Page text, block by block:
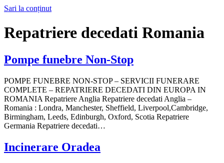
Sari la conținut
Repatriere decedati Romania
Pompe funebre Non-Stop
POMPE FUNEBRE NON-STOP – SERVICII FUNERARE
COMPLETE – REPATRIERE DECEDATI DIN EUROPA IN
ROMANIA Repatriere Anglia Repatriere decedati Anglia –
Romania : Londra, Manchester, Sheffield, Liverpool,Cambridge,
Birmingham, Leeds, Edinburgh, Oxford, Scotia Repatriere
Germania Repatriere decedati…
Incinerare Oradea